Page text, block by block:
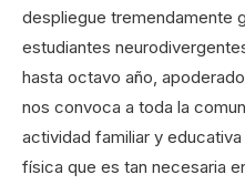
despliegue tremendamente
estudiantes
hasta octavo año,
nos convoca a toda la
actividad familiar y
física que es tan necesaria